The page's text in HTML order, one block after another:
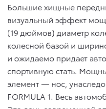
Большие хищные
визуальный эффект
(19 дюймов) диаметр
колесной базой и
и ожидаемо придает
спортивную стать.
элемент — нос,
FORMULA 1. Весь